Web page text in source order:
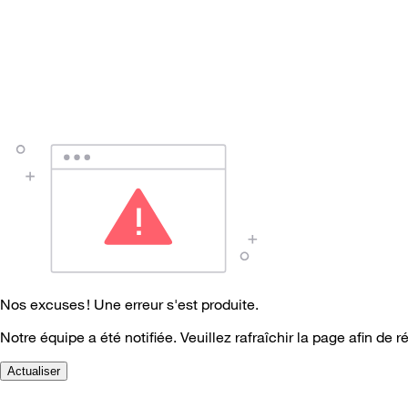
Nos excuses ! Une erreur s'est produite.
Notre équipe a été notifiée. Veuillez rafraîchir la page afin de
Actualiser